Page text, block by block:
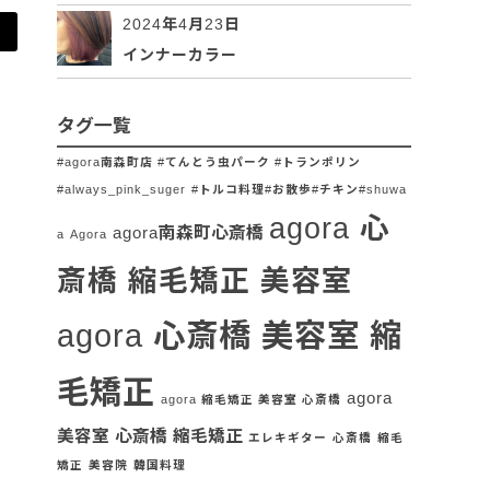
2024年4月23日
インナーカラー
タグ一覧
#agora南森町店 #てんとう虫パーク #トランポリン
#always_pink_suger #トルコ料理#お散歩#チキン#shuwa
a Agora agora南森町心斎橋 agora 心
斎橋 縮毛矯正 美容室
agora 心斎橋 美容室 縮
毛矯正 agora 縮毛矯正 美容室 心斎橋 agora
美容室 心斎橋 縮毛矯正 エレキギター 心斎橋 縮毛
矯正 美容院 韓国料理